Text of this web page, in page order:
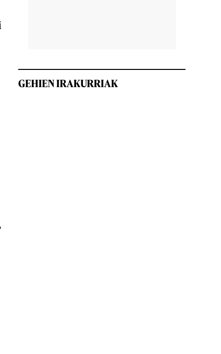
GEHIEN IRAKURRIAK